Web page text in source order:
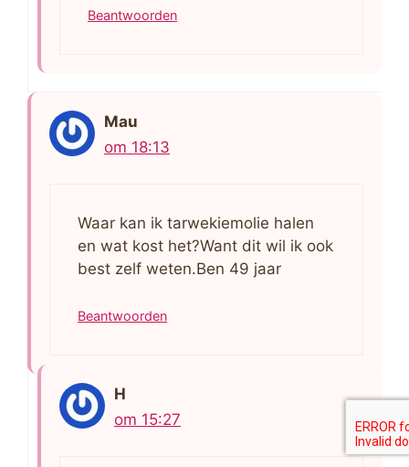
Beantwoorden
Mau
om 18:13
Waar kan ik tarwekiemolie halen
en wat kost het?Want dit wil ik ook
best zelf weten.Ben 49 jaar
Beantwoorden
H
om 15:27